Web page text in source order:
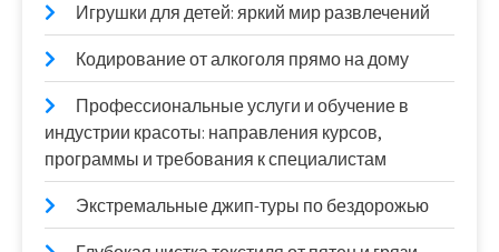
Игрушки для детей: яркий мир развлечений
Кодирование от алкоголя прямо на дому
Профессиональные услуги и обучение в
индустрии красоты: направления курсов,
программы и требования к специалистам
Экстремальные джип-туры по бездорожью